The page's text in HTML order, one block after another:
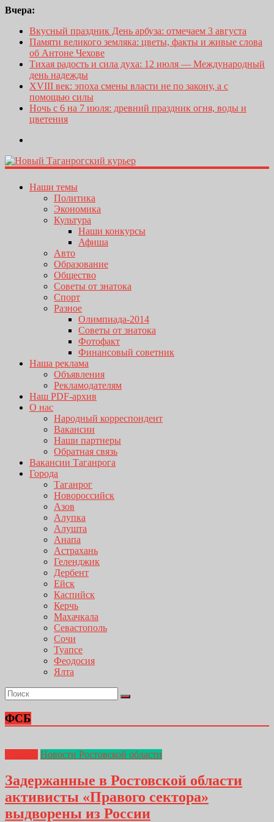
Вчера:
Вкусный праздник День арбуза: отмечаем 3 августа
Памяти великого земляка: цветы, факты и живые слова
об Антоне Чехове
Тихая радость и сила духа: 12 июля — Международный
день надежды
XVIII век: эпоха смены власти не по закону, а с
помощью силы
Ночь с 6 на 7 июля: древний праздник огня, воды и
цветения
Наши темы
Политика
Экономика
Культура
Наши конкурсы
Афиша
Авто
Образование
Общество
Советы от знатока
Спорт
Разное
Олимпиада-2014
Советы от знатока
Фотофакт
Финансовый советник
Наша реклама
Объявления
Рекламодателям
Наш PDF-архив
О нас
Народный корреспондент
Вакансии
Наши партнеры
Обратная связь
Вакансии Таганрога
Города
Таганрог
Новороссийск
Азов
Алупка
Алушта
Анапа
Астрахань
Геленджик
Дербент
Ейск
Каспийск
Керчь
Махачкала
Севастополь
Сочи
Туапсе
Феодосия
Ялта
ФСБ
Новости Ростовской области
Задержанные в Ростовской области
активисты «Правого сектора»
выдворены из России